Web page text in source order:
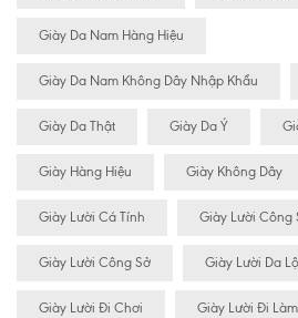
Giày Da Nam Hàng Hiệu
Giày Da Nam Không Dây Nhập Khẩu
Giày Da Thật Giày Da Ý
Giày Hàng Hiệu Giày Không Dây
Giày Lười Cá Tính Giày Lười Công
Giày Lười Công Sở Giày Lười Da
Giày Lười Đi Chơi Giày Lười Đi Làm